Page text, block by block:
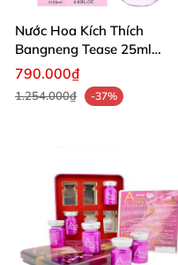
Nước Hoa Kích Thích
Bangneng Tease 25ml
Quyến Rũ Mạnh Mẽ
790.000₫
1.254.000₫ -37%